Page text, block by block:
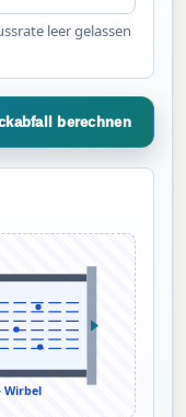
leer gelassen
berechnen
Wirbel